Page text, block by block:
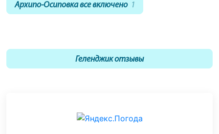
Архипо-Осиповка все включено 1
Геленджик отзывы